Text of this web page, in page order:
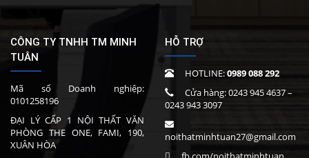
CÔNG TY TNHH TM MINH
TUÂN
Mã số Doanh nghiệp:
0101258196
ĐẠI LÝ CẤP 1 NỘI THẤT VĂN
PHÒNG THE ONE, FAMI, 190,
XUÂN HÒA
HỖ TRỢ
HOTLINE:0989 088 292
Cửa hàng:0243 945 4637–
0243 943 3097
noithatminhtuan27@gmail.com